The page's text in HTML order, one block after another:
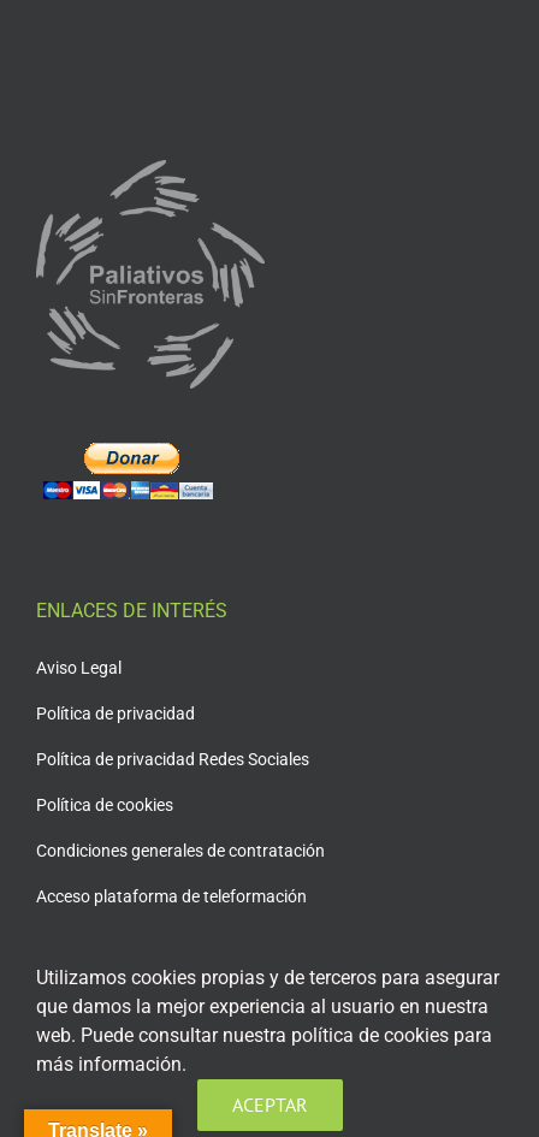
ENLACES DE INTERÉS
Aviso Legal
Política de privacidad
Política de privacidad Redes Sociales
Política de cookies
Condiciones generales de contratación
Acceso plataforma de teleformación
ENCUÉNTRANOS EN LAS REDES SOCIALES
Translate »
Utilizamos cookies propias y de terceros para asegurar
que damos la mejor experiencia al usuario en nuestra
web. Puede consultar nuestra política de cookies para
más información.
ACEPTAR